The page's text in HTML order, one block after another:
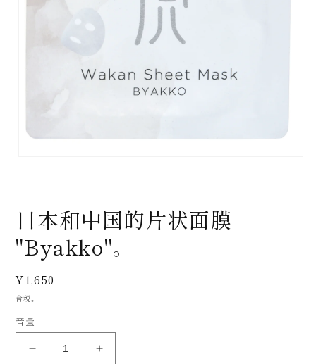
打
开
媒
日本和中国的片状面膜
"Byakko"。
正
常
格
¥1,650
含税。
音量
增